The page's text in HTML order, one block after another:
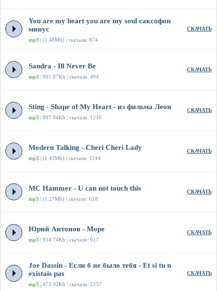
You are my heart you are my soul саксофон
минус
mp3 | (1.48Mb) | скачали: 874
СКАЧАТЬ
Sandra - Ill Never Be
mp3 | 901.87Kb | скачали: 494
СКАЧАТЬ
Sting - Shape of My Heart - из фильма Леон
mp3 | 887.04Kb | скачали: 1216
СКАЧАТЬ
Modern Talking - Cheri Cheri Lady
mp3 | (1.43Mb) | скачали: 1244
СКАЧАТЬ
MC Hammer - U can not touch this
mp3 | (1.27Mb) | скачали: 618
СКАЧАТЬ
Юрий Антонов - Море
mp3 | 934.74Kb | скачали: 917
СКАЧАТЬ
Joe Dassin - Если б не было тебя - Et si tu n
existais pas
mp3 | 473.92Kb | скачали: 2257
СКАЧАТЬ